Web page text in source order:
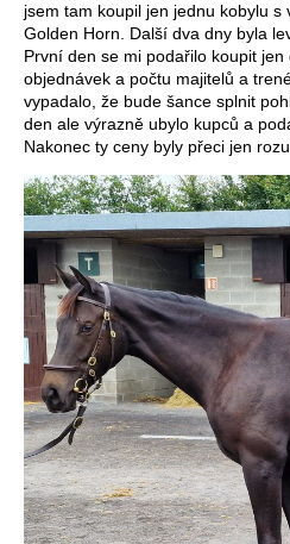
jsem tam koupil jen jednu kobylu s
Golden Horn. Další dva dny byla
První den se mi podařilo koupit
objednávek a počtu majitelů a
vypadalo, že bude šance splnit
den ale výrazně ubylo kupců a
Nakonec ty ceny byly přeci jen